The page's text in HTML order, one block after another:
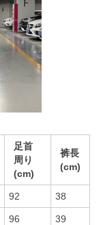
足首
周り
(cm)
裤長
(cm)
92 38
96 39